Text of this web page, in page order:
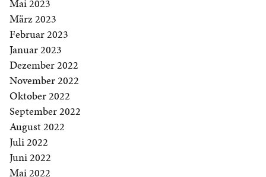
Mai 2023
März 2023
Februar 2023
Januar 2023
Dezember 2022
November 2022
Oktober 2022
September 2022
August 2022
Juli 2022
Juni 2022
Mai 2022